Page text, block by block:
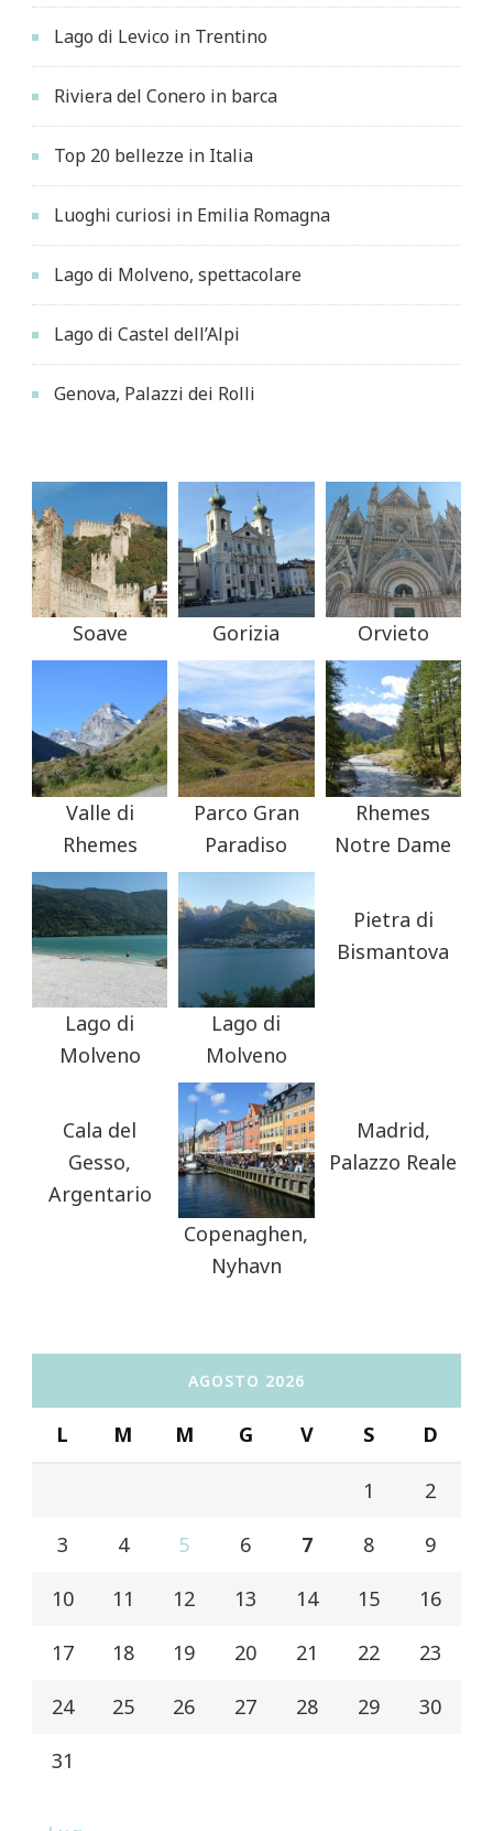
Lago di Levico in Trentino
Riviera del Conero in barca
Top 20 bellezze in Italia
Luoghi curiosi in Emilia Romagna
Lago di Molveno, spettacolare
Lago di Castel dell’Alpi
Genova, Palazzi dei Rolli
Soave Gorizia Orvieto
Valle di
Rhemes
Parco Gran
Paradiso
Rhemes
Notre Dame
Lago di
Molveno
Lago di
Molveno
Pietra di
Bismantova
Cala del
Gesso,
Argentario
Copenaghen,
Nyhavn
Madrid,
Palazzo Reale
AGOSTO 2026
L M M G V S D
1 2
3 4 5 6 7 8 9
10 11 12 13 14 15 16
17 18 19 20 21 22 23
24 25 26 27 28 29 30
31